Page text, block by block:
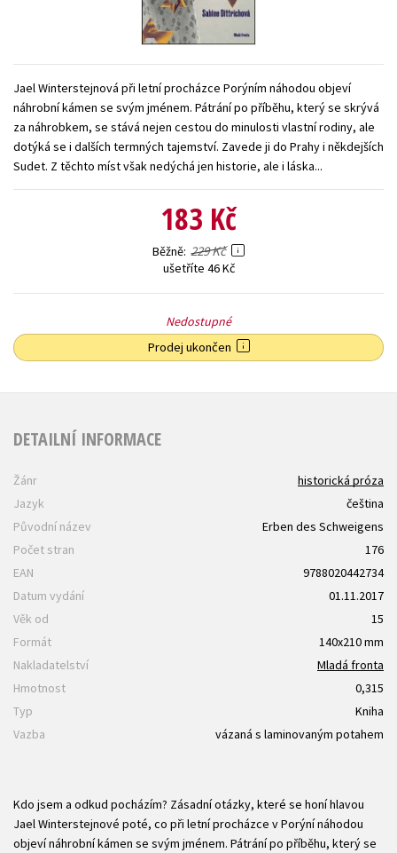
Zahraniční literatura
Všechny tituly
Jael Winterstejnová při letní procházce Porýním náhodou objeví
náhrobní kámen se svým jménem. Pátrání po příběhu, který se skrývá
za náhrobkem, se stává nejen cestou do minulosti vlastní rodiny, ale
dotýká se i dalších termných tajemství. Zavede ji do Prahy i někdejších
Sudet. Z těchto míst však nedýchá jen historie, ale i láska...
183 Kč
Běžně 229 Kč
ušetříte 46 Kč
Nedostupné
Prodej ukončen
DETAILNÍ INFORMACE
Žánr
historická próza
Jazyk
čeština
Původní název
Erben des Schweigens
Počet stran
176
EAN
9788020442734
Datum vydání
01.11.2017
Věk od
15
Formát
140x210 mm
Nakladatelství
Mladá fronta
Hmotnost
0,315
Typ
Kniha
Vazba
vázaná s laminovaným potahem
Kdo jsem a odkud pocházím? Zásadní otázky, které se honí hlavou
Jael Winterstejnové poté, co při letní procházce v Porýní náhodou
objeví náhrobní kámen se svým jménem. Pátrání po příběhu, který se